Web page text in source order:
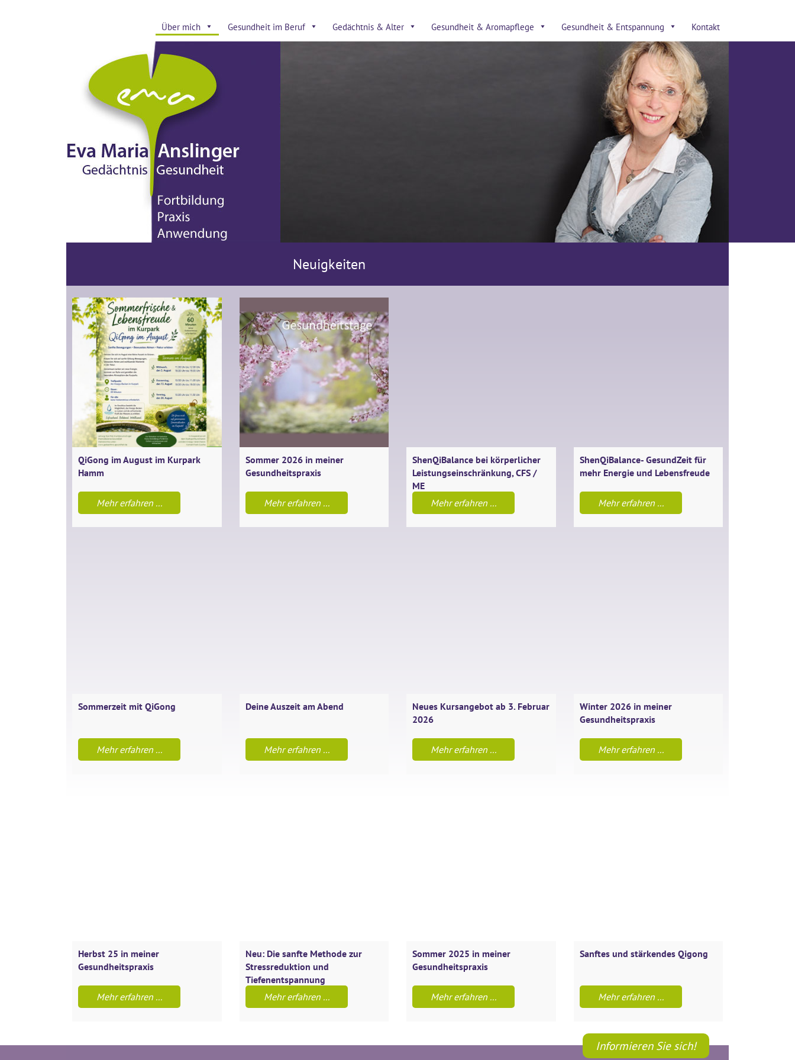
Über mich Gesundheit im Beruf Gedächtnis & Alter Gesundheit & Aromapflege Gesundheit & Entspannung Kontakt
Neuigkeiten
QiGong im August im Kurpark
Hamm
Mehr erfahren ...
Sommer 2026 in meiner
Gesundheitspraxis
Mehr erfahren ...
ShenQiBalance bei körperlicher
Leistungseinschränkung, CFS /
ME
Mehr erfahren ...
ShenQiBalance- GesundZeit für
mehr Energie und Lebensfreude
Mehr erfahren ...
Sommerzeit mit QiGong
Mehr erfahren ...
Deine Auszeit am Abend
Mehr erfahren ...
Neues Kursangebot ab 3. Februar
2026
Mehr erfahren ...
Winter 2026 in meiner
Gesundheitspraxis
Mehr erfahren ...
Herbst 25 in meiner
Gesundheitspraxis
Mehr erfahren ...
Neu: Die sanfte Methode zur
Stressreduktion und
Tiefenentspannung
Mehr erfahren ...
Sommer 2025 in meiner
Gesundheitspraxis
Mehr erfahren ...
Sanftes und stärkendes Qigong
Mehr erfahren ...
Informieren Sie sich!